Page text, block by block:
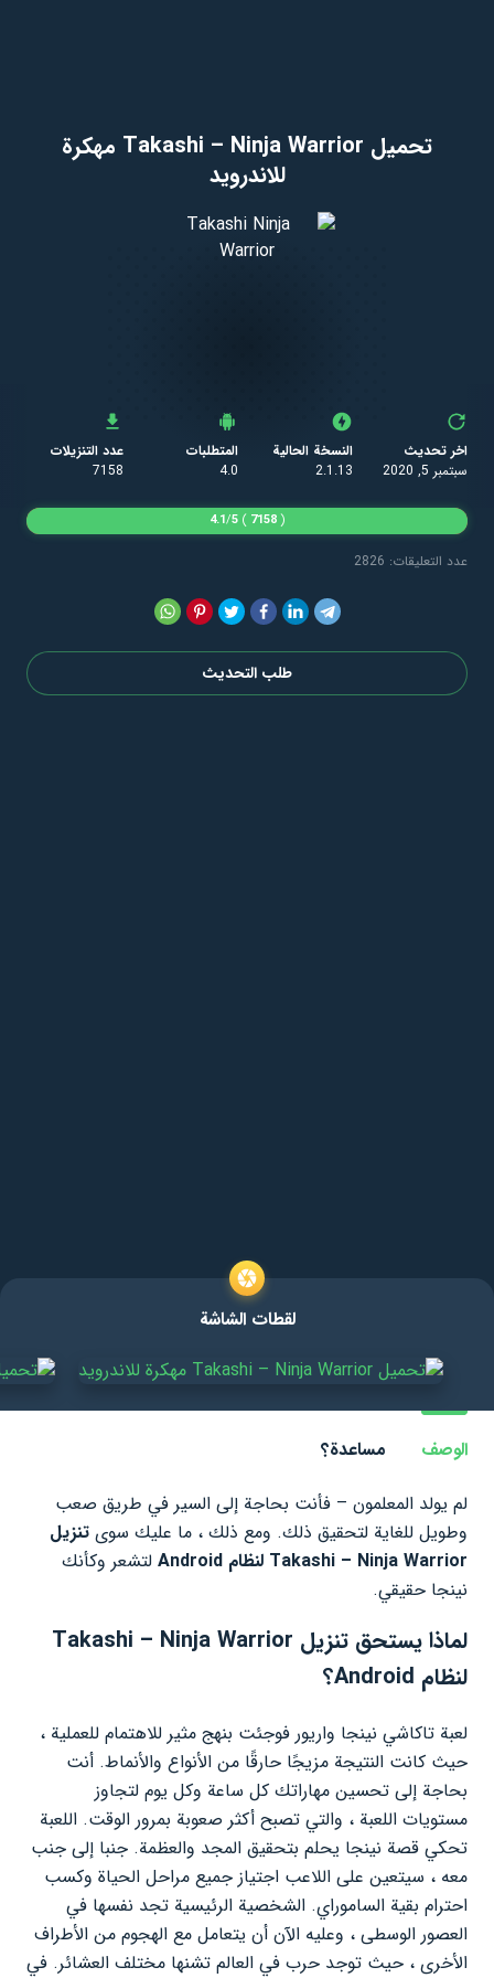
تحميل Takashi – Ninja Warrior مهكرة
للاندرويد
اخر تحديث
سبتمبر 5, 2020
النسخة الحالية
2.1.13
المتطلبات
4.0
عدد التنزيلات
7158
عدد التعليقات: 2826
(
7158
)
4.1/5
طلب التحديث
لقطات الشاشة
الوصف
مساعدة؟
لم يولد المعلمون – فأنت بحاجة إلى السير في طريق صعب
وطويل للغاية لتحقيق ذلك. ومع ذلك ، ما عليك سوى تنزيل
Takashi – Ninja Warrior لنظام Android
لتشعر وكأنك
نينجا حقيقي.
لماذا يستحق تنزيل Takashi – Ninja Warrior
لنظام Android؟
لعبة تاكاشي نينجا واريور فوجئت بنهج مثير للاهتمام للعملية ،
حيث كانت النتيجة مزيجًا حارقًا من الأنواع والأنماط. أنت
بحاجة إلى تحسين مهاراتك كل ساعة وكل يوم لتجاوز
مستويات اللعبة ، والتي تصبح أكثر صعوبة بمرور الوقت. اللعبة
تحكي قصة نينجا يحلم بتحقيق المجد والعظمة. جنبا إلى جنب
معه ، سيتعين على اللاعب اجتياز جميع مراحل الحياة وكسب
احترام بقية الساموراي. الشخصية الرئيسية تجد نفسها في
العصور الوسطى ، وعليه الآن أن يتعامل مع الهجوم من الأطراف
الأخرى ، حيث توجد حرب في العالم تشنها مختلف العشائر. في